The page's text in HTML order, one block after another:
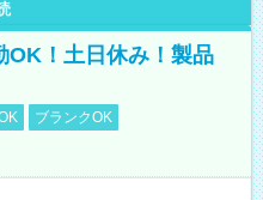
OK！土日休み！製品
ブランクOK